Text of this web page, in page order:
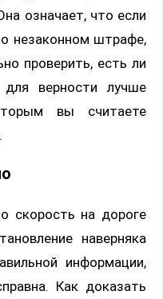
означает, что если
незаконном штрафе,
проверить, есть ли
верности лучше
вы считаете
скорость на дороге
наверняка
информации,
Как доказать